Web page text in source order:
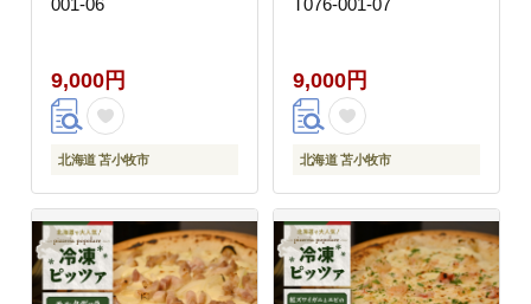
001-06
9,000円
北海道 苫小牧市
T076-001-07
9,000円
北海道 苫小牧市